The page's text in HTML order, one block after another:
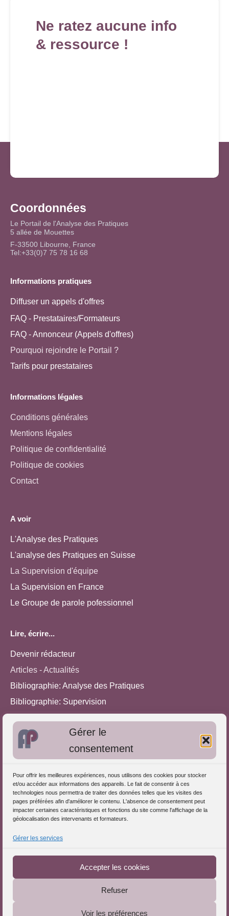
Gérer le
consentement
Pour offrir les meilleures expériences, nous utilisons des cookies pour stocker
et/ou accéder aux informations des appareils. Le fait de consentir à ces
technologies nous permettra de traiter des données telles que les visites des
pages préférées afin d'améliorer le contenu. L'absence de consentement peut
impacter certaines caractéristiques et fonctions du site comme l'affichage de la
géolocalisation des intervenants et formateurs.
Gérer les services
Accepter les cookies
Refuser
Voir les préférences
Ne ratez aucune info
& ressource !
Coordonnées
Le Portail de l'Analyse des Pratiques
5 allée de Mouettes
F-33500 Libourne, France
Tel:+33(0)7 75 78 16 68
Informations pratiques
Diffuser un appels d'offres
FAQ - Prestataires/Formateurs
FAQ - Annonceur (Appels d'offres)
Pourquoi rejoindre le Portail ?
Tarifs pour prestataires
Informations légales
Conditions générales
Mentions légales
Politique de confidentialité
Politique de cookies
Contact
A voir
L'Analyse des Pratiques
L'analyse des Pratiques en Suisse
La Supervision d'équipe
La Supervision en France
Le Groupe de parole pofessionnel
Lire, écrire...
Devenir rédacteur
Articles - Actualités
Bibliographie: Analyse des Pratiques
Bibliographie: Supervision
Approches de l'Analyse des pratiques
S'inscrire dans l'Annuaire
Publiez vos formations
Charte déontologique
Le Portail de l'Analyse des Pratiques © 2025 - Tous droits
Téléchargez le Guide